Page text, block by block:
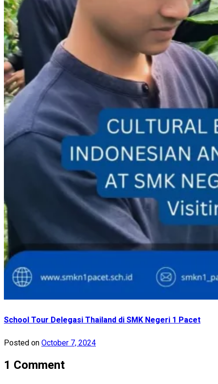
School Tour Delegasi Thailand di SMK Negeri 1 Pacet
Posted onOctober 7, 2024
1 Comment